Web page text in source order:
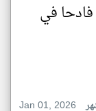
في
Jan 01, 2026